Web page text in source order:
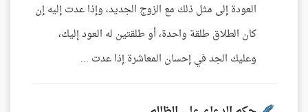
العودة إلى مثل ذلك مع الزوج الجديد، وإذا عدت إليه إن
كان الطلاق طلقة واحدة، أو طلقتين له العود إليك،
وعليك الجد في إحسان المعاشرة إذا عدت ...